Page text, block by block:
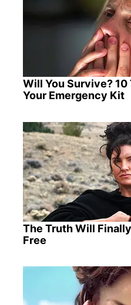
Will You Survive? 10
Your Emergency Kit
The Truth Will
Free